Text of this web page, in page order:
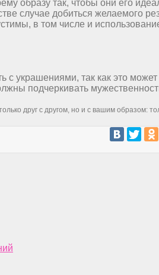
образу так, чтобы они его
случае добиться желаемого
в том числе и
с украшениями, так как это
подчеркивать
друг с другом, но и с вашим образом: